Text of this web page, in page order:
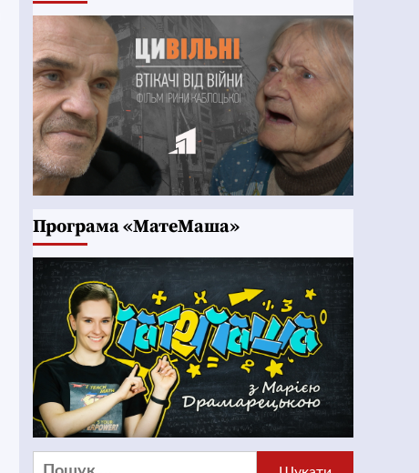
Програма «МатеМаша»
Пошук: